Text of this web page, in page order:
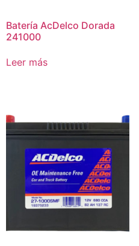
Batería AcDelco Dorada
241000
Leer más